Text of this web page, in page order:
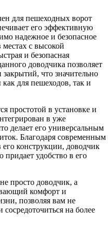
для пешеходных ворот
его эффективную
надежное и безопасное
с высокой
и безопасная
доводчика позволяет
что значительно
для пешеходов, так и
простотой в установке и
в уже
делает его универсальным
Благодаря современным
конструкции, доводчик
придает удобство в его
просто доводчик, а
комфорт и
позволяя вам не
на более